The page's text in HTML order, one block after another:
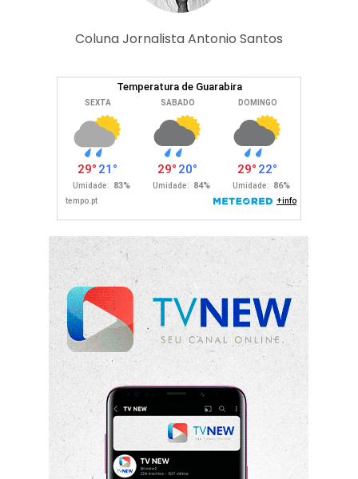
Coluna Jornalista Antonio Santos